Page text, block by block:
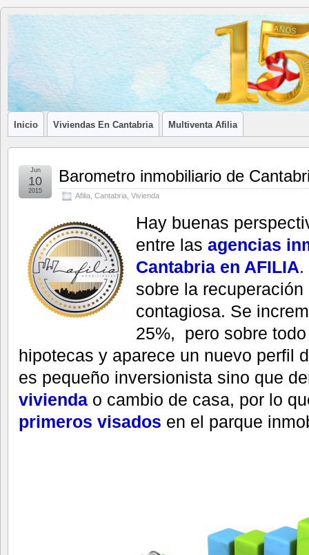
Blog de
Afilia
Inmobiliarias
LA ASOCIACIÓN DE LOS PROFESIONALES INMOBILIARIOS
Inicio Viviendas En Cantabria Multiventa Afilia
Barometro inmobiliario de
Afilia Cantabria Vivienda
Jun
10
2015
Hay buenas
entre las agencias
Cantabria en AFILIA.
sobre la
contagiosa. Se
25%, pero sobre
hipotecas y aparece un nuevo perfil
es pequeño inversionista sino que
vivienda o cambio de casa, por lo
primeros visados en el parque